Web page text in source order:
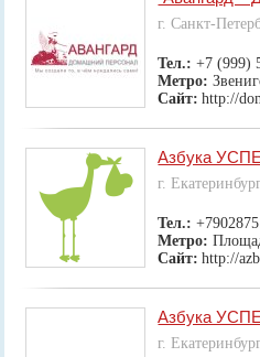
г. Санкт-
Тел.:+7 (999)
Метро:
Сайт: http://
Азбука
г.
Тел.:
Метро:
Сайт: http://
Азбука
г.